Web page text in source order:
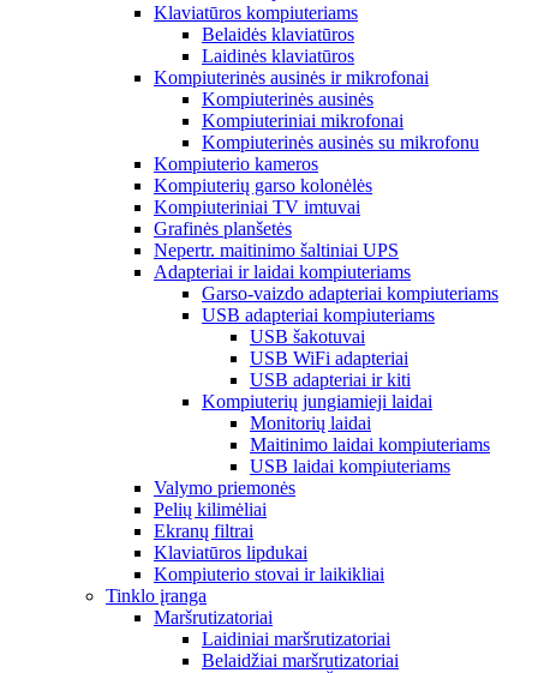
Klaviatūros kompiuteriams
Belaidės klaviatūros
Laidinės klaviatūros
Kompiuterinės ausinės ir mikrofonai
Kompiuterinės ausinės
Kompiuteriniai mikrofonai
Kompiuterinės ausinės su mikrofonu
Kompiuterio kameros
Kompiuterių garso kolonėlės
Kompiuteriniai TV imtuvai
Grafinės planšetės
Nepertr. maitinimo šaltiniai UPS
Adapteriai ir laidai kompiuteriams
Garso-vaizdo adapteriai kompiuteriams
USB adapteriai kompiuteriams
USB šakotuvai
USB WiFi adapteriai
USB adapteriai ir kiti
Kompiuterių jungiamieji laidai
Monitorių laidai
Maitinimo laidai kompiuteriams
USB laidai kompiuteriams
Valymo priemonės
Pelių kilimėliai
Ekranų filtrai
Klaviatūros lipdukai
Kompiuterio stovai ir laikikliai
Tinklo įranga
Maršrutizatoriai
Laidiniai maršrutizatoriai
Belaidžiai maršrutizatoriai